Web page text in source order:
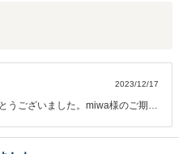
2023/12/17
うございました。miwa様のご期待
い致します。